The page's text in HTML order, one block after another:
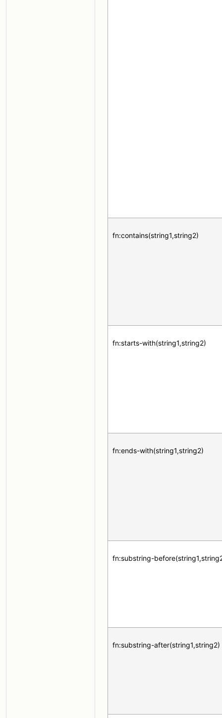
fn:contains(string1,string2)
fn:starts-with(string1,string2)
fn:ends-with(string1,string2)
fn:substring-
fn:substring-after(string1,string2)